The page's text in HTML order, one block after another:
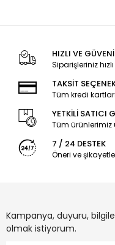
HIZLI VE
Siparişleriniz
TAKSİT
Tüm kredi
YETKİLİ SATICI
Tüm ürünlerimiz
7 / 24 DESTEK
Öneri ve
Kampanya, duyuru,
olmak istiyorum.